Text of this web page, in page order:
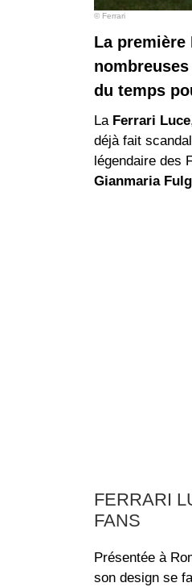
© Ferrari
La
du temps
La Ferrari Luce
déjà fait
légendaire des
Gianmaria
FERRARI
FANS
Présentée à
son design se